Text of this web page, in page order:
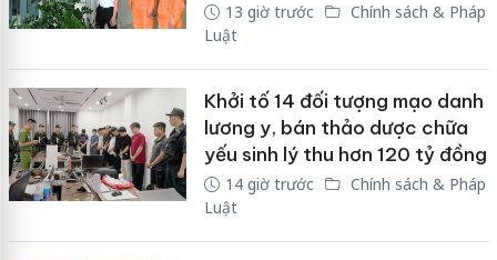
13 giờ trước
Chính sách & Pháp
Luật
Khởi tố 14 đối tượng mạo danh
lương y, bán thảo dược chữa
yếu sinh lý thu hơn 120 tỷ đồng
14 giờ trước
Chính sách & Pháp
Luật